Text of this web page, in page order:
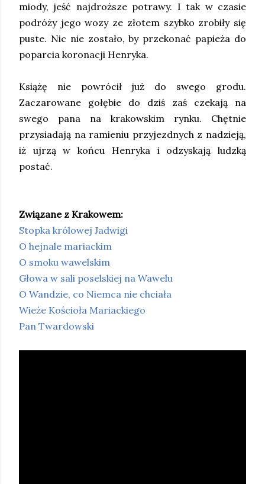
miody, jeść najdroższe potrawy. I tak w czasie
podróży jego wozy ze złotem szybko zrobiły się
puste. Nic nie zostało, by przekonać papieża do
poparcia koronacji Henryka.
Książę nie powrócił już do swego grodu.
Zaczarowane gołębie do dziś zaś czekają na
swego pana na krakowskim rynku. Chętnie
przysiadają na ramieniu przyjezdnych z nadzieją,
iż ujrzą w końcu Henryka i odzyskają ludzką
postać.
Związane z Krakowem:
Stopka królowej Jadwigi
O hejnale mariackim
O smoku wawelskim
Głowa w sali poselskiej na Wawelu
O Wandzie, co Niemca nie chciała
Wieże Kościoła Mariackiego
Pan Twardowski